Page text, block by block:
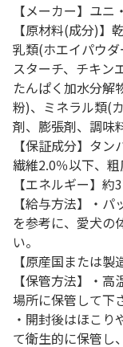
【メーカー】ユニ
【原材料(成分)】
乳類(ホエイパウ
スターチ、チキン
たんぱく加水分解
粉)、ミネラル類(
剤、膨張剤、調味
【保証成分】タ
繊維2.0％以下、
【エネルギー】
【給与方法】・
を参考に、愛犬の
い。
【原産国または製
【保管方法】・
場所に保管して下
・開封後はほこ
て衛生的に保管し